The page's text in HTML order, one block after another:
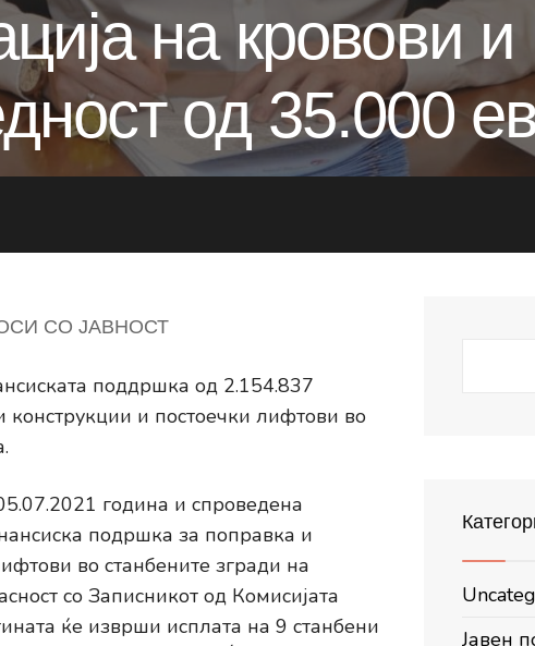
на кровови и
од 35.000
СО ЈАВНОСТ
поддршка од 2.154.837
конструкции и постоечки лифтови во
година и спроведена
подршка за поправка и
во станбените згради на
со Записникот од Комисијата
ќе изврши исплата на 9 станбени
Јавен